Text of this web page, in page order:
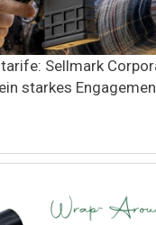
Sellmark
starkes